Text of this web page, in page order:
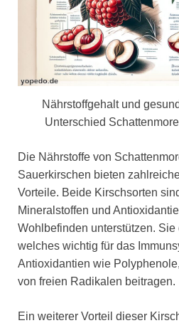
Nährstoffgehalt und
Unterschied
Die Nährstoffe von
Sauerkirschen bieten
Vorteile. Beide Kirschsorten
Mineralstoffen und
Wohlbefinden unterstützen.
welches wichtig für das
Antioxidantien wie
von freien Radikalen beitragen.
Ein weiterer Vorteil dieser